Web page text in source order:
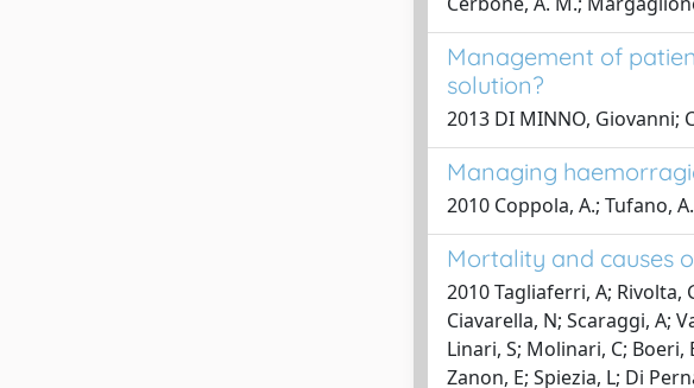
Management of
solution?
2013 DI MINNO, Giovanni;
Managing
2010 Coppola, A.; Tufano,
Mortality and causes
2010 Tagliaferri, A;
Ciavarella, N; Scaraggi, A;
Linari, S; Molinari, C;
Zanon, E; Spiezia, L; Di